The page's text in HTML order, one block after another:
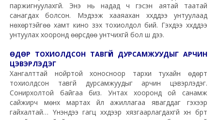
паржигнуулахгүй. Энэ нь надад ч гэсэн аятай таатай
санагдах болсон. Мэдээж хааяахан хүүхдүүдээ унтуулаад
нѳхѳртэйгѳѳ хамт кино үзэх тохиолдол бий. Гэхдээ хүүхдүүдээ
унтуулах хооронд ѳѳрсдѳѳ унтчихгүй бол шүү дээ.
ӨДӨР ТОХИОЛДСОН ТАВГҮЙ ДУРСАМЖУУДЫГ АРЧИН
ЦЭВЭРЛЭДЭГ
Хангалттай нойртой хоносноор тархи тухайн ѳдѳрт
тохиолдсон тавгүй дурсамжуудыг арчин цэвэрлэдэг.
Сонирхолтой байгаа биз. Унтах хооронд ой санамж
сайжирч мѳнхүү мартах үйл ажиллагаа явагддаг гэхээр
гайхалтай… Үнэндээ гагц хүүхдээр хязгаарлагдахгүй хүн бүрт